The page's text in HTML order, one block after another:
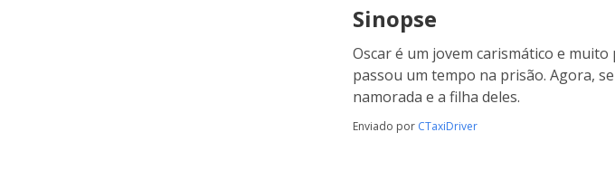
Sinopse
Oscar é um jovem carismático e
passou um tempo na prisão. Agora,
namorada e a filha deles.
Enviado por CTaxiDriver